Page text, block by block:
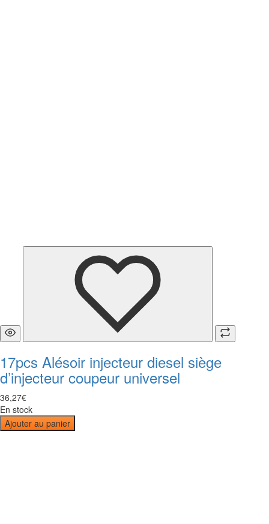
17pcs Alésoir injecteur diesel siège
d’injecteur coupeur universel
36,27€
En stock
Ajouter au panier